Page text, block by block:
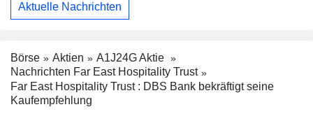
Aktuelle Nachrichten
Börse Aktien
A1J24G Aktie
Nachrichten Far East Hospitality Trust
Far East Hospitality Trust : DBS Bank bekräftigt seine
Kaufempfehlung